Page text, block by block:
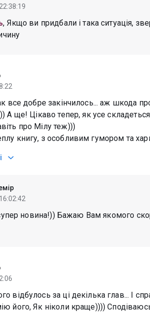
, Якщо ви придбали і така ситуація,
все добре закінчилось... аж шкода
А ще! Цікаво тепер, як усе
про Мілу теж)))
книгу, з особливим гумором та
новина!)) Бажаю Вам якомого
відбулось за ці декілька глав... І
його, Як ніколи краще))))